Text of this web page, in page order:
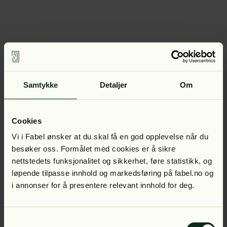
Samtykke Detaljer Om
Cookies
Vi i Fabel ønsker at du skal få en god opplevelse når du
besøker oss. Formålet med cookies er å sikre
nettstedets funksjonalitet og sikkerhet, føre statistikk, og
løpende tilpasse innhold og markedsføring på fabel.no og
i annonser for å presentere relevant innhold for deg.